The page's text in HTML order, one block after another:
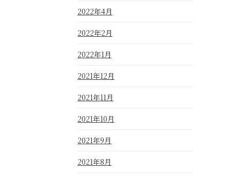
2022年4月
2022年2月
2022年1月
2021年12月
2021年11月
2021年10月
2021年9月
2021年8月